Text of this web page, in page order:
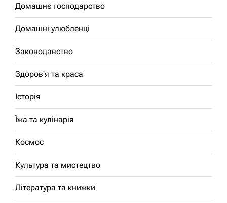
Домашнє господарство
Домашні улюбленці
Законодавство
Здоров'я та краса
Історія
Їжа та кулінарія
Космос
Культура та мистецтво
Література та книжки